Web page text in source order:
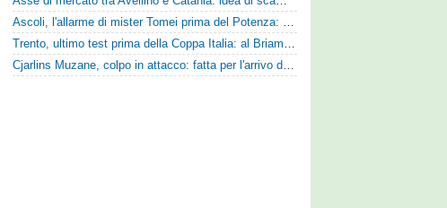
Ascoli, l'allarme di mister Tomei prima del Potenza: «Mettiamoci l'elmetto, l'obiettivo è la salvezza e non dobbiamo vendere fumo!»
Trento, ultimo test prima della Coppa Italia: al Briamasco arriva il triangolare con Südtirol e Campodarsego
Cjarlins Muzane, colpo in attacco: fatta per l'arrivo di Franck Djoulou